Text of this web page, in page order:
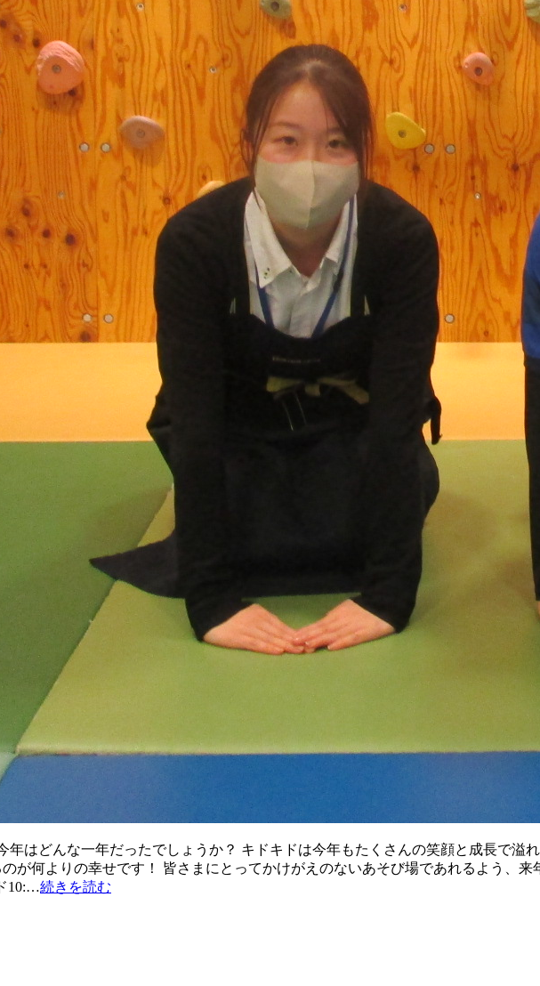
はどんな一年だったでしょうか？ キドキドは今年もたくさんの笑顔と成長で溢
が何よりの幸せです！ 皆さまにとってかけがえのないあそび場であれるよう、来
10:…続きを読む